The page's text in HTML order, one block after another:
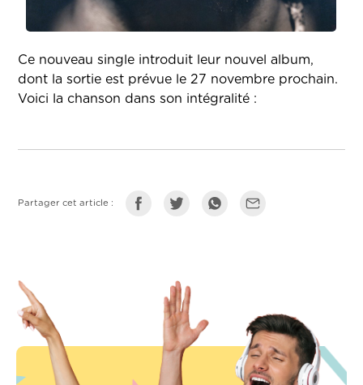
Ce nouveau single introduit leur nouvel album,
dont la sortie est prévue le 27 novembre prochain.
Voici la chanson dans son intégralité :
Partager cet article :